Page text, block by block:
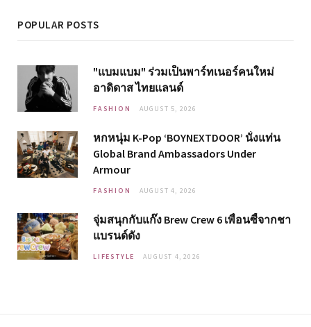
POPULAR POSTS
"แบมแบม" ร่วมเป็นพาร์ทเนอร์คนใหม่
อาดิดาส ไทยแลนด์
FASHION AUGUST 5, 2026
หกหนุ่ม K-Pop ‘BOYNEXTDOOR’ นั่งแท่น
Global Brand Ambassadors Under
Armour
FASHION AUGUST 4, 2026
จุ่มสนุกกับแก๊ง Brew Crew 6 เพื่อนซี้จากชา
แบรนด์ดัง
LIFESTYLE AUGUST 4, 2026